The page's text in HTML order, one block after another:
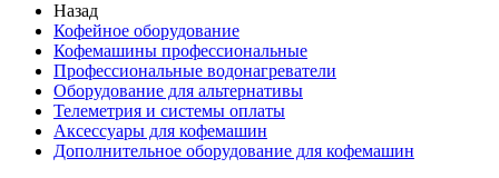
Назад
Кофейное оборудование
Кофемашины профессиональные
Профессиональные водонагреватели
Оборудование для альтернативы
Телеметрия и системы оплаты
Аксессуары для кофемашин
Дополнительное оборудование для кофемашин